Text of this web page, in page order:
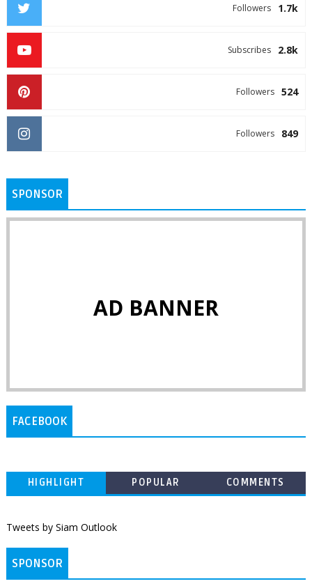
1.7k
Followers
2.8k
Subscribes
524
Followers
849
Followers
SPONSOR
AD BANNER
FACEBOOK
HIGHLIGHT POPULAR COMMENTS
Tweets by Siam Outlook
SPONSOR